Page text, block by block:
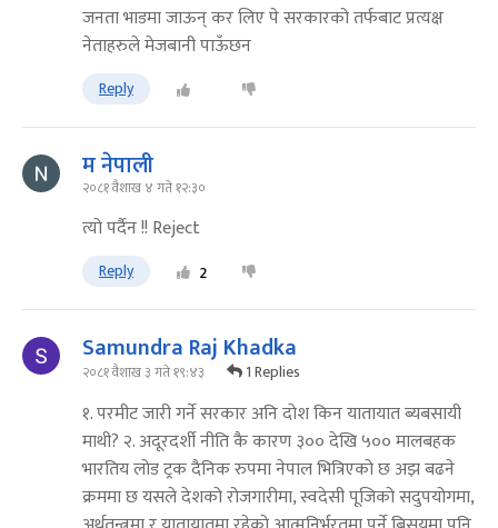
जनता भाडमा जाऊन् कर लिए पे सरकारको तर्फबाट प्रत्यक्ष
नेताहरुले मेजबानी पाऊँछन
Reply
म नेपाली
२०८१ वैशाख ४ गते १२:३०
त्यो पर्दैन !! Reject
Reply 2
Samundra Raj Khadka
२०८१ वैशाख ३ गते १९:४३ 1 Replies
१. परमीट जारी गर्ने सरकार अनि दोश किन यातायात ब्यबसायी
माथी? २. अदूरदर्शी नीति कै कारण ३०० देखि ५०० मालबहक
भारतिय लोड ट्रक दैनिक रुपमा नेपाल भित्रिएको छ अझ बढने
क्रममा छ यसले देशको रोजगारीमा, स्वदेसी पूजिको सदुपयोगमा,